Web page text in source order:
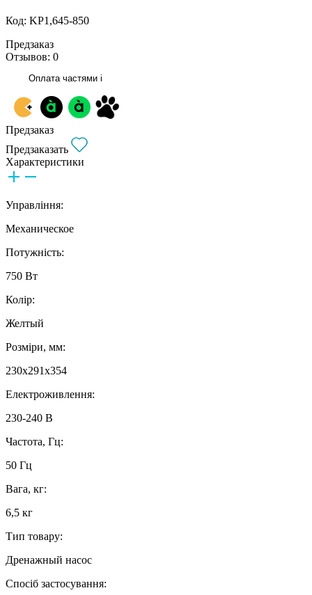
Код: KP1,645-850
Предзаказ
Отзывов: 0
Оплата частями i
Предзаказ
Предзаказать
Характеристики
Управління:
Механическое
Потужність:
750 Вт
Колір:
Желтый
Розміри, мм:
230x291x354
Електроживлення:
230-240 В
Частота, Гц:
50 Гц
Вага, кг:
6,5 кг
Тип товару:
Дренажный насос
Спосіб застосування: